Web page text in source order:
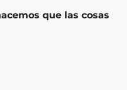
que las cosas